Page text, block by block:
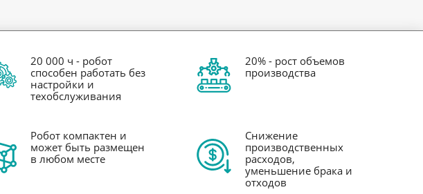
20 000 ч - робот
способен работать без
настройки и
техобслуживания
20% - рост объемов
производства
Робот компактен и
может быть размещен
в любом месте
Снижение
производственных
расходов,
уменьшение брака и
отходов